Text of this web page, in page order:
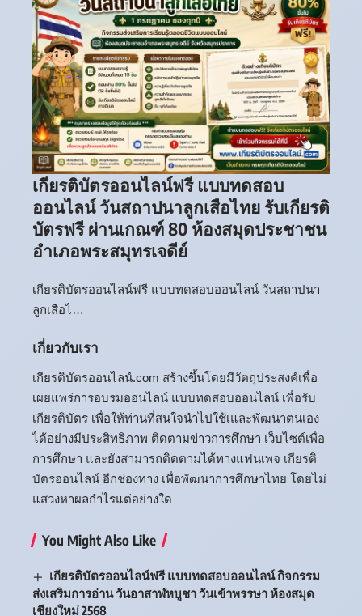
เกียรติบัตรออนไลน์ฟรี แบบทดสอบ
ออนไลน์ วันสถาปนาลูกเสือไทย รับเกียรติ
บัตรฟรี ผ่านเกณฑ์ 80 ห้องสมุดประชาชน
อำเภอพระสมุทรเจดีย์
เกียรติบัตรออนไลน์ฟรี แบบทดสอบออนไลน์ วันสถาปนา
ลูกเสือไ…
เกี่ยวกับเรา
เกียรติบัตรออนไลน์.com สร้างขึ้นโดยมีวัตถุประสงค์เพื่อ
เผยแพร่การอบรมออนไลน์ แบบทดสอบออนไลน์ เพื่อรับ
เกียรติบัตร เพื่อให้ท่านที่สนใจนำไปใช้เและพัฒนาตนเอง
ได้อย่างมีประสิทธิภาพ ติดตามข่าวการศึกษา เว็บไซต์เพื่อ
การศึกษา และยังสามารถติดตามได้ทางแฟนเพจ เกียรติ
บัตรออนไลน์ อีกช่องทาง เพื่อพัฒนาการศึกษาไทย โดยไม่
แสวงหาผลกำไรแต่อย่างใด
You Might Also Like
เกียรติบัตรออนไลน์ฟรี แบบทดสอบออนไลน์ กิจกรรม
ส่งเสริมการอ่าน วันอาสาฬหบูชา วันเข้าพรรษา ห้องสมุด
เชียงใหม่ 2568